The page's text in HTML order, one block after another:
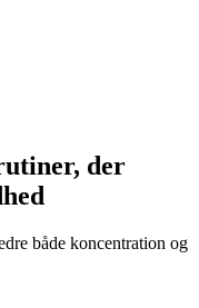
der
både koncentration og